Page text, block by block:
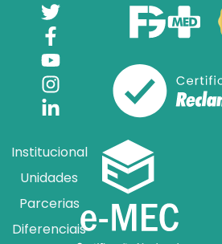
Institucional
Unidades
Parcerias
Diferenciais